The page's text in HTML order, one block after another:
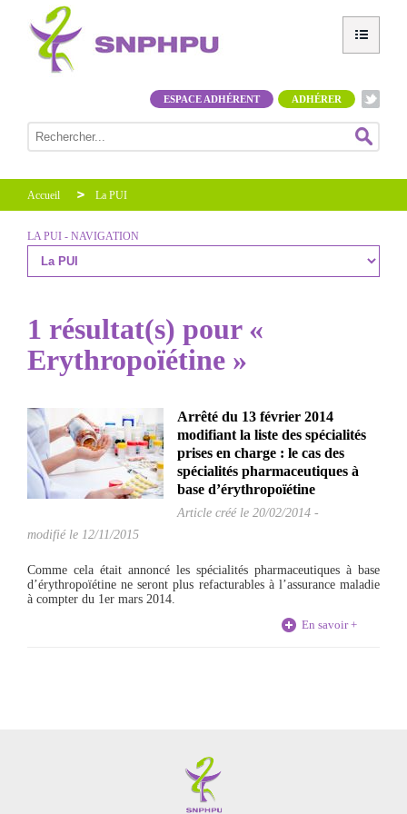
ADHÉRER
ESPACE ADHÉRENT
Accueil La PUI
LA PUI - NAVIGATION
1 résultat(s) pour «
Erythropoïétine »
Arrêté du 13 février 2014
modifiant la liste des spécialités
prises en charge : le cas des
spécialités pharmaceutiques à
base d’érythropoïétine
Article créé le 20/02/2014 -
modifié le 12/11/2015
Comme cela était annoncé les spécialités pharmaceutiques à base
d’érythropoïétine ne seront plus refacturables à l’assurance maladie
à compter du 1er mars 2014.
En savoir +